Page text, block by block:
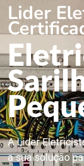
Lider
A Lider
a sua solução